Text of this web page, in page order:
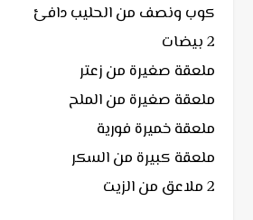
كوب ونصف من الحليب دافئ
2 بيضات
ملعقة صغيرة من زعتر
ملعقة صغيرة من الملح
ملعقة خميرة فورية
ملعقة كبيرة من السكر
2 ملاعق من الزيت